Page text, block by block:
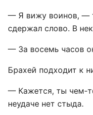
— Я вижу воинов, —
сдержал слово. В
— За восемь часов
Брахей подходит к
— Кажется, ты чем-
неудаче нет стыда.